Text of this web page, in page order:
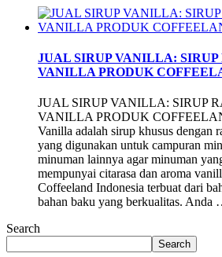
JUAL SIRUP VANILLA: SIRUP
VANILLA PRODUK
JUAL SIRUP VANILLA: SIRUP
VANILLA PRODUK
Vanilla adalah sirup khusus dengan
yang digunakan untuk campuran
minuman lainnya agar minuman
mempunyai citarasa dan aroma
Coffeeland Indonesia terbuat dari
bahan baku yang berkualitas. Anda
Search
Search